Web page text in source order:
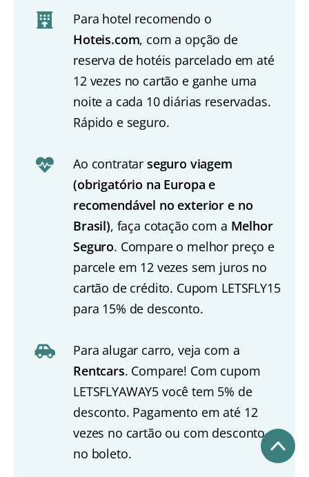
Para hotel recomendo o
Hoteis.com, com a opção de
reserva de hotéis parcelado em até
12 vezes no cartão e ganhe uma
noite a cada 10 diárias reservadas.
Rápido e seguro.
Ao contratar seguro viagem
(obrigatório na Europa e
recomendável no exterior e no
Brasil), faça cotação com a Melhor
Seguro. Compare o melhor preço e
parcele em 12 vezes sem juros no
cartão de crédito. Cupom LETSFLY15
para 15% de desconto.
Para alugar carro, veja com a
Rentcars. Compare! Com cupom
LETSFLYAWAY5 você tem 5% de
desconto. Pagamento em até 12
vezes no cartão ou com desconto
no boleto.